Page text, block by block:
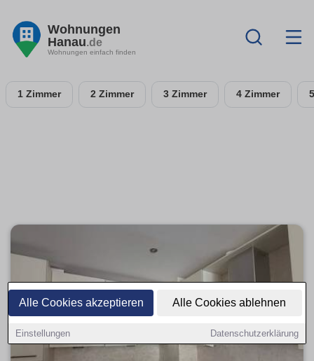
Alle Cookies akzeptieren Alle Cookies ablehnen
Einstellungen Datenschutzerklärung
Wohnungen
Hanau.de
Wohnungen einfach finden
1 Zimmer 2 Zimmer 3 Zimmer 4 Zimmer